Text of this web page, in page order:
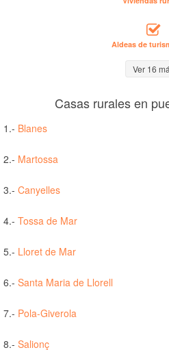
Aldeas de
Ver 16
Casas rurales en
1.- Blanes
2.- Martossa
3.- Canyelles
4.- Tossa de Mar
5.- Lloret de Mar
6.- Santa Maria de Llorell
7.- Pola-Giverola
8.- Salionç